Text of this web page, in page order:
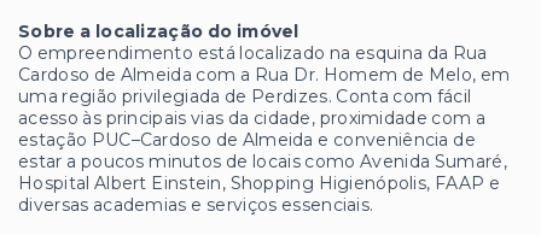
Sobre a localização do imóvel
O empreendimento está localizado na esquina da Rua
Cardoso de Almeida com a Rua Dr. Homem de Melo, em
uma região privilegiada de Perdizes. Conta com fácil
acesso às principais vias da cidade, proximidade com a
estação PUC–Cardoso de Almeida e conveniência de
estar a poucos minutos de locais como Avenida Sumaré,
Hospital Albert Einstein, Shopping Higienópolis, FAAP e
diversas academias e serviços essenciais.